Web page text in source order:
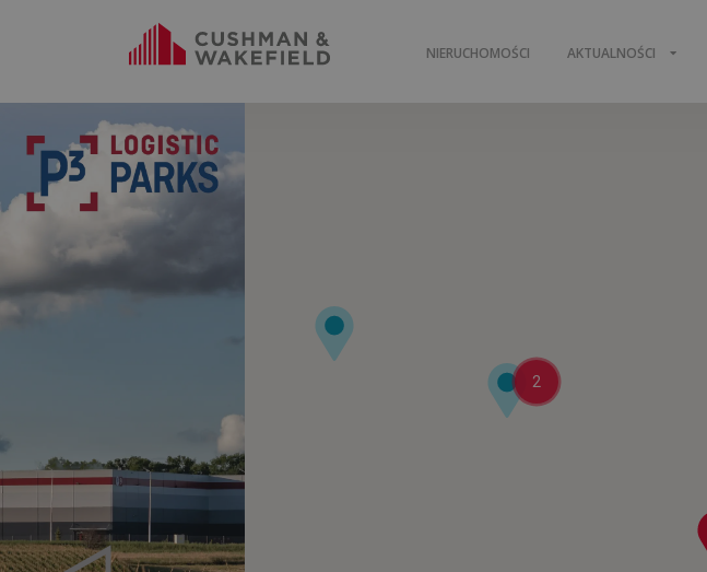
NIERUCHOMOŚCI AKTUALNOŚCI
2